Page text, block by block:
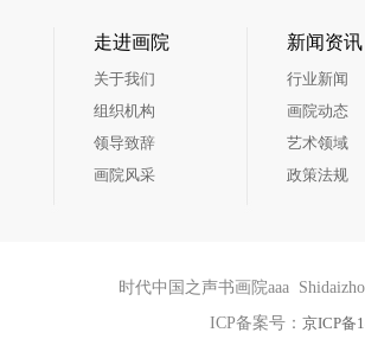
走进画院
关于我们
组织机构
领导致辞
画院风采
新闻资讯
行业新闻
画院动态
艺术领域
政策法规
时代中国之声书画院aaa
ICP备案号： 京ICP备